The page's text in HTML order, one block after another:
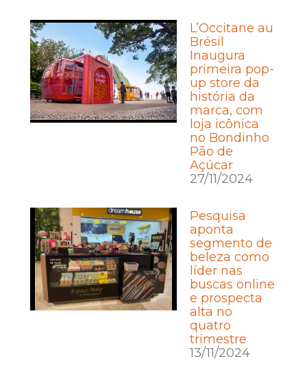
L’Occitane au
Brésil
Inaugura
primeira pop-
up store da
história da
marca, com
loja icônica
no Bondinho
Pão de
Açúcar
27/11/2024
Pesquisa
aponta
segmento de
beleza como
líder nas
buscas online
e prospecta
alta no
quatro
trimestre
13/11/2024